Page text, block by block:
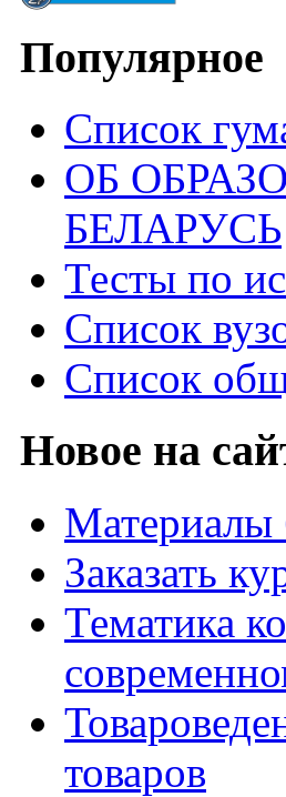
Популярное
Список
ОБ
БЕЛАРУСЬ
Тесты по
Список
Список
Новое на
Материалы
Заказать
Тематика
товаров